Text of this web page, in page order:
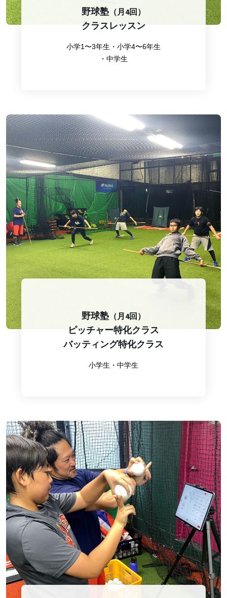
野球塾 （月4回）
クラスレッスン
小学1〜3年生・小学4〜6年生
・中学生
野球塾 （月4回）
ピッチャー特化クラス
バッティング特化クラス
小学生・中学生